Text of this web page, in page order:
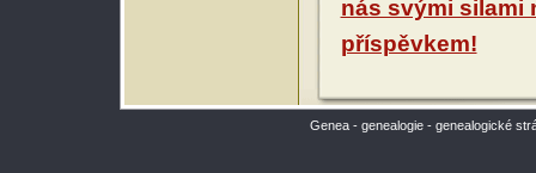
nás svými silami
příspěvkem!
Genea - genealogie - genealogické